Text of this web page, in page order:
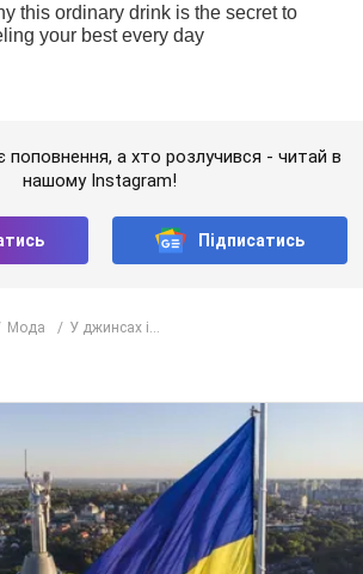
поповнення, а хто розлучився - читай в
нашому Instagram!
Підписатись
Мода У джинсах і...